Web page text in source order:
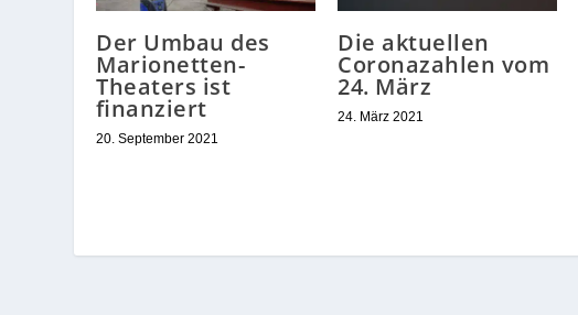
Der Umbau des
Marionetten-
Theaters ist
finanziert
20. September 2021
Die aktuellen
Coronazahlen vom
24. März
24. März 2021